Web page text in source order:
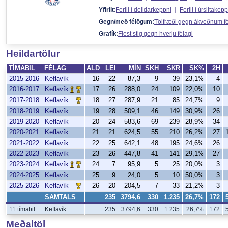
Yfirlit:Ferill í deildarkeppni | Ferill í
Gegn/með félögum:Tölfræði gegn ákveðnum
Grafík:Flest stig gegn hverju félagi
Heildartölur
TÍMABIL FÉLAG ALD LEI MÍN SKH SKR SK% 2H
2015-2016
Keflavík 16 22 87,3 9 39 23,1% 4
2016-2017
Keflavík 17 26 288,0 24 109 22,0% 10
2017-2018
Keflavík 18 27 287,9 21 85 24,7% 9
2018-2019
Keflavík 19 28 509,1 46 149 30,9% 26
2019-2020
Keflavík 20 24 583,6 69 239 28,9% 34
2020-2021
Keflavík 21 21 624,5 55 210 26,2% 27
2021-2022
Keflavík 22 25 642,1 48 195 24,6% 26
2022-2023
Keflavík 23 26 447,8 41 141 29,1% 27
2023-2024
Keflavík 24 7 95,9 5 25 20,0% 3
2024-2025
Keflavík 25 9 24,0 5 10 50,0% 3
2025-2026
Keflavík 26 20 204,5 7 33 21,2% 3
SAMTALS 235 3794,6 330 1.235 26,7% 172
11 tímabil Keflavík 235 3794,6 330 1.235 26,7% 172
Meðaltöl